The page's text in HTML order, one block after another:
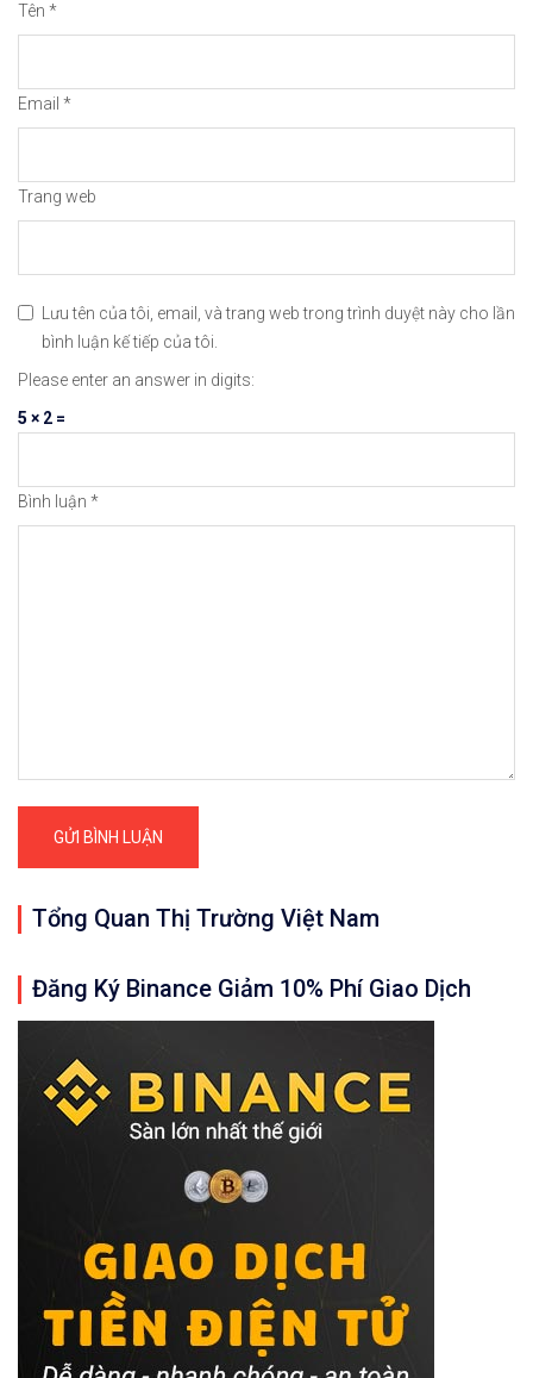
Tên *
Email *
Trang web
Lưu tên của tôi, email, và trang web trong trình duyệt này cho lần
bình luận kế tiếp của tôi.
Please enter an answer in digits:
5 × 2 =
Bình luận *
Tổng Quan Thị Trường Việt Nam
Đăng Ký Binance Giảm 10% Phí Giao Dịch